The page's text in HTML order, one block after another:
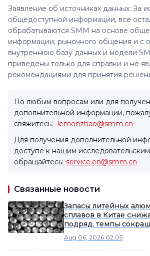
Заявление об источниках данных: За
общедоступной информации, все
обрабатываются SMM на основе
информации, рыночного общения и с
внутреннюю базу данных и модели
приведены только для справки и не
рекомендациями для принятия
По любым вопросам или для
дополнительной информации,
свяжитесь: lemonzhao@smm.cn
Для получения дополнительной
доступе к нашим
обращайтесь: service.en@smm.cn
Связанные новости
Запасы литейных
сплавов в Китае
подряд, темпы
Aug 06, 2026 02:05